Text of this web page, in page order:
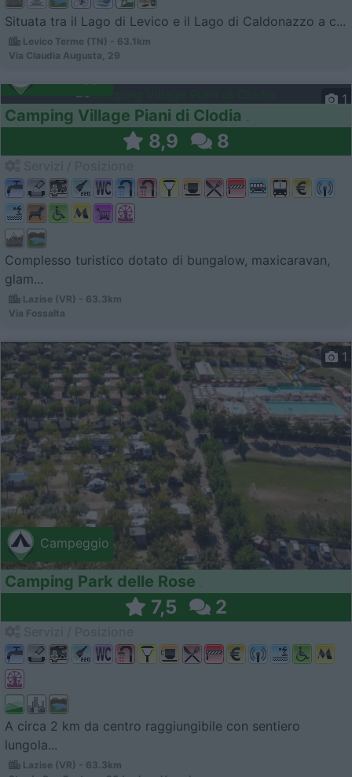
Situata tra il Lago di Levico e il Lago di Caldonazzo a c...
Levico Terme (TN) - 63.1km
Via Claudia Augusta, 29
1
Camping Village Piani di Clodia
8,9 8
Complesso turistico dotato di bungalow, maxicaravan,
glam...
Lazise (VR) - 63.3km
Via Fossalta
Campeggio
1
Camping Park delle Rose
7,5 2
A circa 2 km da centro raggiungibile con sentiero
lungola...
Lazise (VR) - 63.3km